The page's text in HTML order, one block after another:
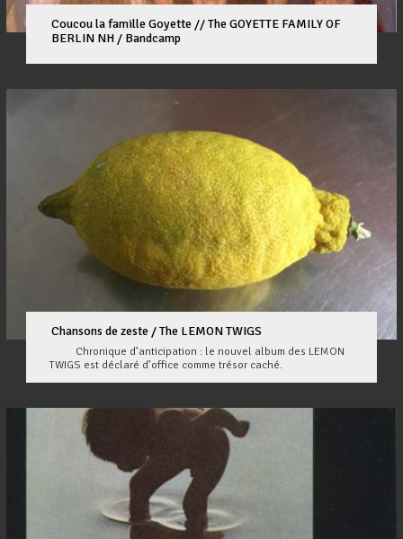
Coucou la famille Goyette // The GOYETTE FAMILY OF
BERLIN NH / Bandcamp
Chansons de zeste / The LEMON TWIGS
Chronique d’anticipation : le nouvel album des LEMON
TWIGS est déclaré d’office comme trésor caché.